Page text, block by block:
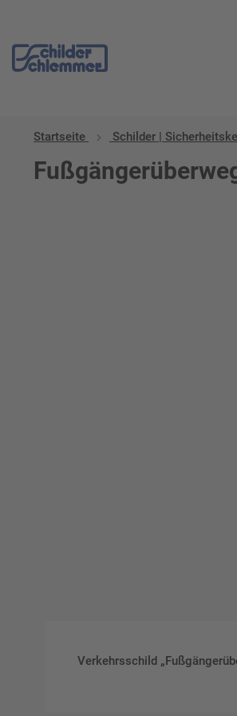
Startseite Schilder |
Verkehrsschild